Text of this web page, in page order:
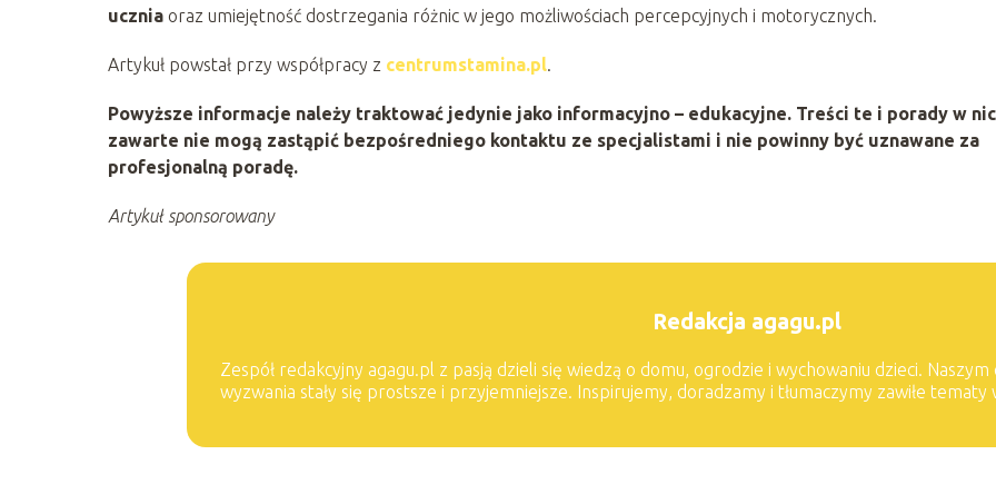
ucznia oraz umiejętność dostrzegania różnic w jego możliwościach percepcyjnych i motorycznych.
Artykuł powstał przy współpracy z centrumstamina.pl.
Powyższe informacje należy traktować jedynie jako informacyjno – edukacyjne. Treści te i porady w
zawarte nie mogą zastąpić bezpośredniego kontaktu ze specjalistami i nie powinny być uznawane za
profesjonalną poradę.
Artykuł sponsorowany
Redakcja agagu.pl
Zespół redakcyjny agagu.pl z pasją dzieli się wiedzą o domu, ogrodzie i wychowaniu dzieci.
wyzwania stały się prostsze i przyjemniejsze. Inspirujemy, doradzamy i tłumaczymy zawiłe